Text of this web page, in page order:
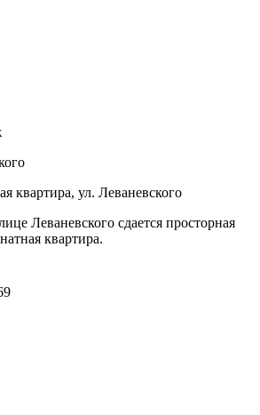
квартира, ул. Леваневского
Леваневского сдается просторная
квартира.